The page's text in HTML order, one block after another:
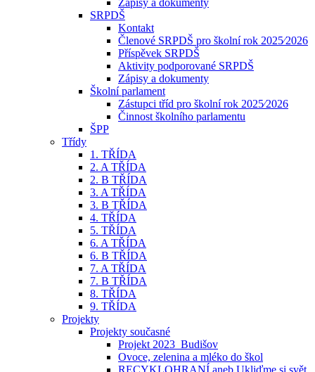
Zápisy a dokumenty
SRPDŠ
Kontakt
Členové SRPDŠ pro školní rok 2025⁄2026
Příspěvek SRPDŠ
Aktivity podporované SRPDŠ
Zápisy a dokumenty
Školní parlament
Zástupci tříd pro školní rok 2025⁄2026
Činnost školního parlamentu
ŠPP
Třídy
1. TŘÍDA
2. A TŘÍDA
2. B TŘÍDA
3. A TŘÍDA
3. B TŘÍDA
4. TŘÍDA
5. TŘÍDA
6. A TŘÍDA
6. B TŘÍDA
7. A TŘÍDA
7. B TŘÍDA
8. TŘÍDA
9. TŘÍDA
Projekty
Projekty současné
Projekt 2023_Budišov
Ovoce, zelenina a mléko do škol
RECYKLOHRANÍ aneb Ukliďme si svět